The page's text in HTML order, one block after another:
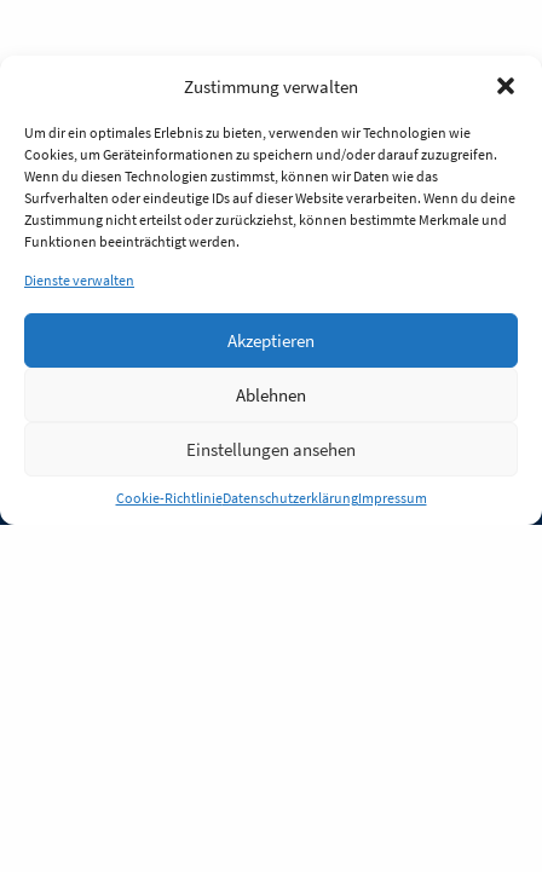
Zustimmung verwalten
Um dir ein optimales Erlebnis zu bieten, verwenden wir Technologien wie
Cookies, um Geräteinformationen zu speichern und/oder darauf zuzugreifen.
Wenn du diesen Technologien zustimmst, können wir Daten wie das
Surfverhalten oder eindeutige IDs auf dieser Website verarbeiten. Wenn du deine
Zustimmung nicht erteilst oder zurückziehst, können bestimmte Merkmale und
Funktionen beeinträchtigt werden.
Dienste verwalten
Akzeptieren
Ablehnen
Einstellungen ansehen
Cookie-RichtlinieDatenschutzerklärungImpressum